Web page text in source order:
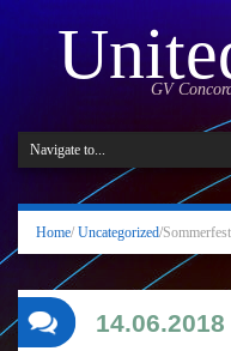
GV
Home/ Uncategorized/
14.06.2018